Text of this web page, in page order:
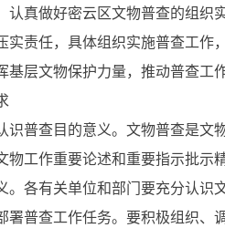
认真做好密云区文物普查的组织
实责任，具体组织实施普查工
基层文物保护力量，推动普查工
识普查目的意义。文物普查是
物工作重要论述和重要指示批示
。各有关单位和部门要充分认识
署普查工作任务。要积极组织